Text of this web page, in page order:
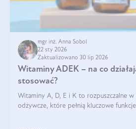
mgr inż. Anna Sobol
22 sty 2026
Zaktualizowano 30 lip 2026
Witaminy ADEK – na co
stosować?
Witaminy A, D, E i K to rozpuszczalne w
odżywcze, które pełnią kluczowe